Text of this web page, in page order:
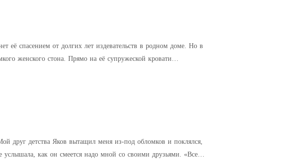
спасением от долгих лет издевательств в родном доме. Но в
на её супружеской кровати
друг детства Яков вытащил меня из-под обломков и поклялся,